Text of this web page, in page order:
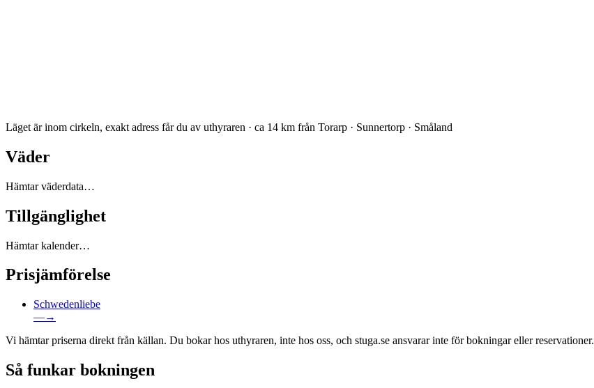
Läget är inom cirkeln, exakt adress får du av uthyraren · ca 14 km från Torarp · Sunnertorp · Småland
Väder
Hämtar väderdata…
Tillgänglighet
Hämtar kalender…
Prisjämförelse
Schwedenliebe
—→
Vi hämtar priserna direkt från källan. Du bokar hos uthyraren, inte hos oss, och stuga.se ansvarar inte för bokningar eller reservationer.
Så funkar bokningen